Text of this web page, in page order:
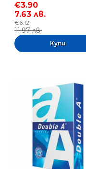
€3.90
7.63 лв.
€6.12
11.97 лв.